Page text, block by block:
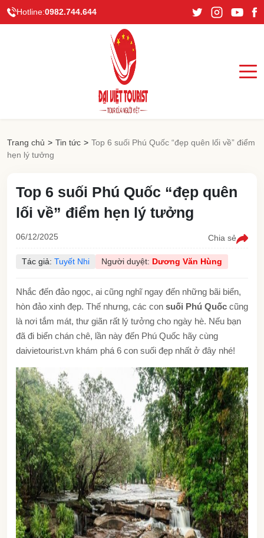
Hotline:0982.744.644
Trang chủ > Tin tức > Top 6 suối Phú Quốc “đẹp quên lối về” điểm
hẹn lý tưởng
Top 6 suối Phú Quốc “đẹp quên
lối về” điểm hẹn lý tưởng
06/12/2025 Chia sẻ
Tác giả: Tuyết Nhi Người duyệt: Dương Văn Hùng
Nhắc đến đảo ngọc, ai cũng nghĩ ngay đến những bãi biển,
hòn đảo xinh đẹp. Thế nhưng, các con suối Phú Quốc cũng
là nơi tắm mát, thư giãn rất lý tưởng cho ngày hè. Nếu bạn
đã đi biển chán chê, lần này đến Phú Quốc hãy cùng
daivietourist.vn khám phá 6 con suối đẹp nhất ở đây nhé!